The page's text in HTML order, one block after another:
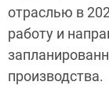
отраслью в
работу и
производства.